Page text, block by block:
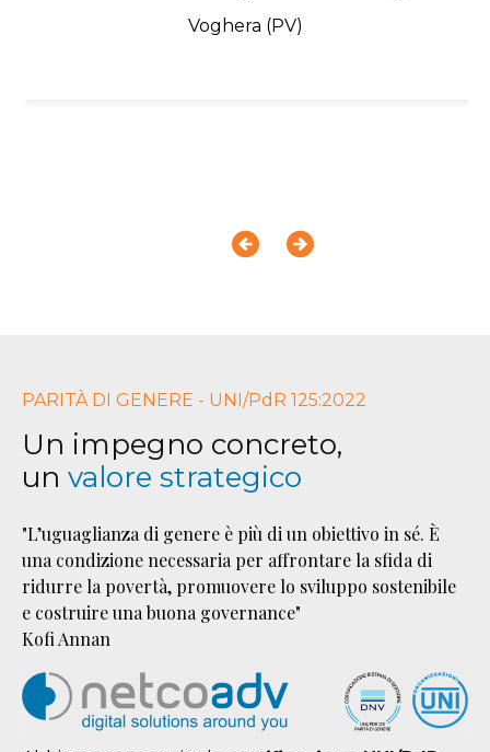
Voghera (PV)
PARITÀ DI GENERE - UNI/PdR 125:2022
Un impegno concreto,
un valore strategico
"L’uguaglianza di genere è più di un obiettivo in sé. È
una condizione necessaria per affrontare la sfida di
ridurre la povertà, promuovere lo sviluppo sostenibile
e costruire una buona governance"
Kofi Annan